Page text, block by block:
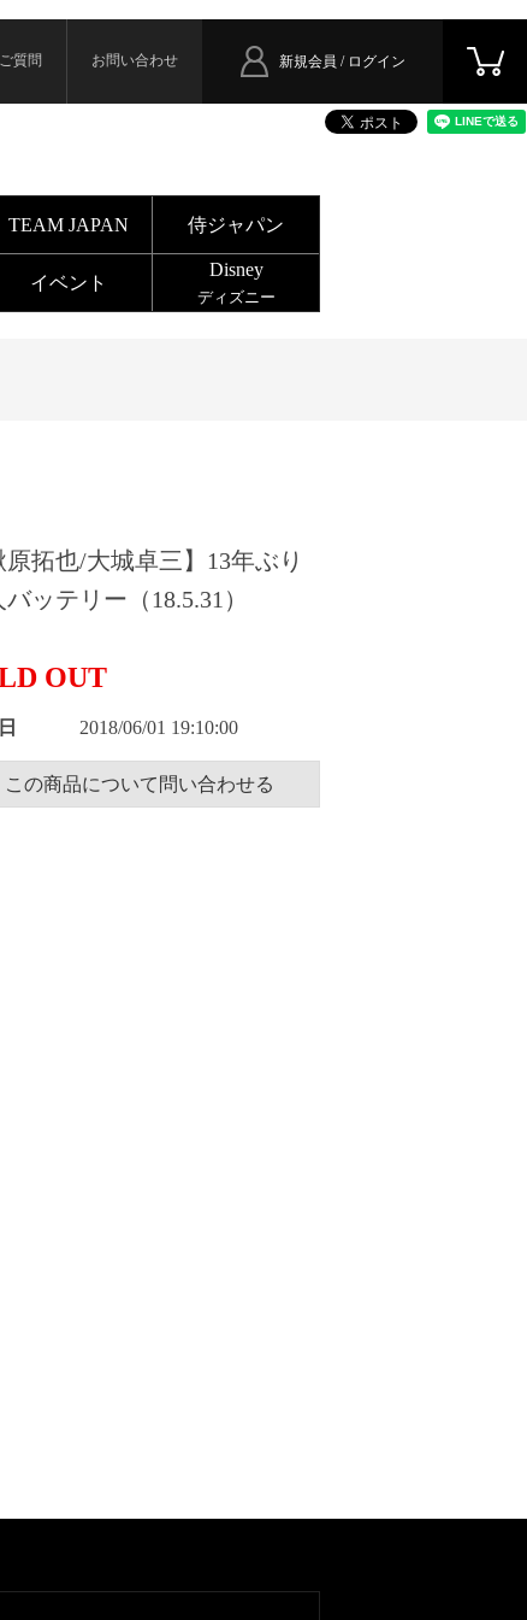
新規会員 / ログイン
質問 お問い合わせ
TEAM JAPAN 侍ジャパン
イベント
Disney
ディズニー
原拓也/大城卓三】13年ぶり
ッテリー（18.5.31）
OUT
2018/06/01 19:10:00
この商品について問い合わせる